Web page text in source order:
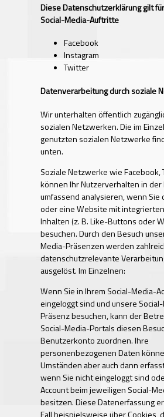
Diese Datenschutzerklärung gilt
Social-Media-Auftritte
Facebook
Instagram
Twitter
Datenverarbeitung durch soziale
Wir unterhalten öffentlich
sozialen Netzwerken. Die im
genutzten sozialen Netzwerke
unten.
Soziale Netzwerke wie Facebook,
können Ihr Nutzerverhalten in der
umfassend analysieren, wenn
oder eine Website mit
Inhalten (z. B. Like-Buttons oder
besuchen. Durch den Besuch
Media-Präsenzen werden
datenschutzrelevante
ausgelöst. Im Einzelnen:
Wenn Sie in Ihrem Social-Media-
eingeloggt sind und unsere
Präsenz besuchen, kann der
Social-Media-Portals diesen
Benutzerkonto zuordnen. Ihre
personenbezogenen Daten
Umständen aber auch dann
wenn Sie nicht eingeloggt sind
Account beim jeweiligen Social-
besitzen. Diese Datenerfassung